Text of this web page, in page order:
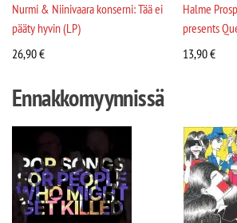
Nurmi & Niinivaara konserni: Tää ei
pääty hyvin (LP)
26,90€
Halme
presents
13,90€
Ennakkomyynnissä